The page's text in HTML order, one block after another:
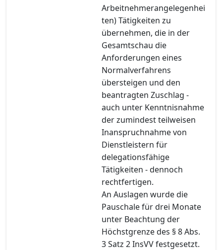
Arbeitnehmerangelegenhei
ten) Tätigkeiten zu
übernehmen, die in der
Gesamtschau die
Anforderungen eines
Normalverfahrens
übersteigen und den
beantragten Zuschlag -
auch unter Kenntnisnahme
der zumindest teilweisen
Inanspruchnahme von
Dienstleistern für
delegationsfähige
Tätigkeiten - dennoch
rechtfertigen.
An Auslagen wurde die
Pauschale für drei Monate
unter Beachtung der
Höchstgrenze des § 8 Abs.
3 Satz 2 InsVV festgesetzt.